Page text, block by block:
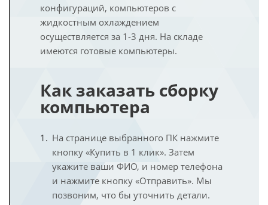
конфигураций, компьютеров с
жидкостным охлаждением
осуществляется за 1-3 дня. На складе
имеются готовые компьютеры.
Как заказать сборку
компьютера
На странице выбранного ПК нажмите
кнопку «Купить в 1 клик». Затем
укажите ваши ФИО, и номер телефона
и нажмите кнопку «Отправить». Мы
позвоним, что бы уточнить детали.